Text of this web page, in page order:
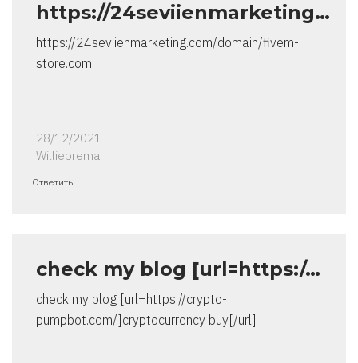
https://24seviienmarketing…
https://24seviienmarketing.com/domain/fivem-
store.com
28/12/2021
Willieprema
Ответить
check my blog [url=https:/…
check my blog [url=https://crypto-
pumpbot.com/]cryptocurrency buy[/url]